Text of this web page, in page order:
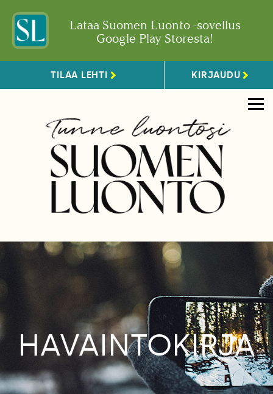
Lataa Suomen Luonto -sovellus
Google Play Storesta!
TILAA LEHTI KIRJAUDU
HAVAINTOKIRJA